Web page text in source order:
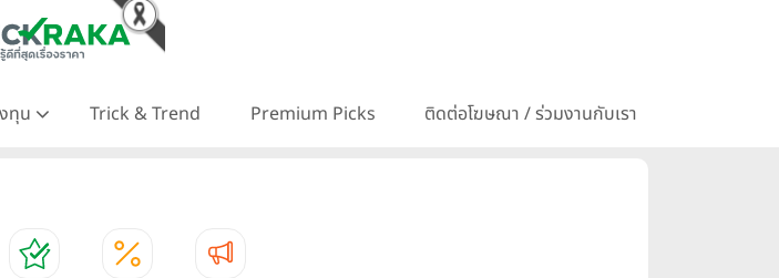
ทุน Trick & Trend Premium Picks ติดต่อโฆษณา / ร่วมงานกับเรา